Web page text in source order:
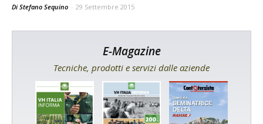
Di Stefano Sequino - 29 Settembre 2015
E-Magazine
Tecniche, prodotti e servizi dalle aziende